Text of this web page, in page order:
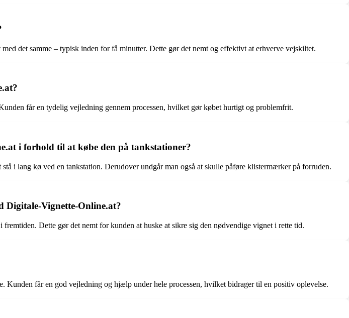
det samme – typisk inden for få minutter. Dette gør det nemt og effektivt at erhverve vejskiltet.
får en tydelig vejledning gennem processen, hvilket gør købet hurtigt og problemfrit.
i forhold til at købe den på tankstationer?
i lang kø ved en tankstation. Derudover undgår man også at skulle påføre klistermærker på forruden.
Digitale-Vignette-Online.at?
Dette gør det nemt for kunden at huske at sikre sig den nødvendige vignet i rette tid.
får en god vejledning og hjælp under hele processen, hvilket bidrager til en positiv oplevelse.